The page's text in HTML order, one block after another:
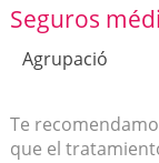
Seguros
Agrupació
Te
que el